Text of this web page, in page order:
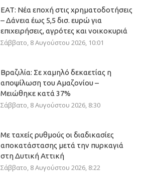
ΕΑΤ: Νέα εποχή στις χρηματοδοτήσεις
– Δάνεια έως 5,5 δισ. ευρώ για
επιχειρήσεις, αγρότες και νοικοκυριά
Σάββατο, 8 Αυγούστου 2026, 10:01
Βραζιλία: Σε χαμηλό δεκαετίας η
αποψίλωση του Αμαζονίου –
Μειώθηκε κατά 37%
Σάββατο, 8 Αυγούστου 2026, 8:30
Με ταχείς ρυθμούς οι διαδικασίες
αποκατάστασης μετά την πυρκαγιά
στη Δυτική Αττική
Σάββατο, 8 Αυγούστου 2026, 8:22